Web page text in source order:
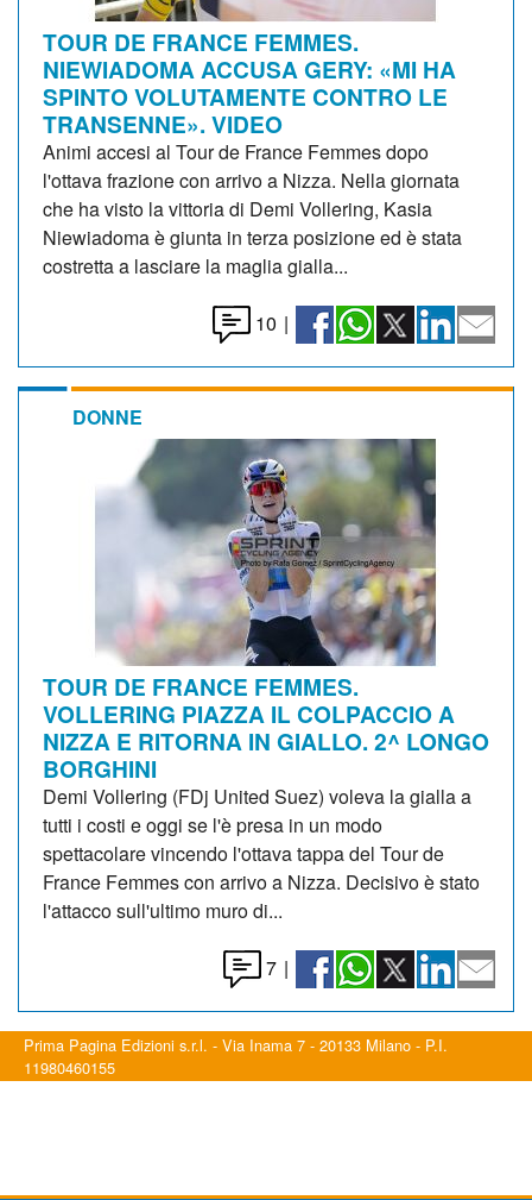
TOUR DE FRANCE FEMMES.
NIEWIADOMA ACCUSA GERY: «MI HA
SPINTO VOLUTAMENTE CONTRO LE
TRANSENNE». VIDEO
Animi accesi al Tour de France Femmes dopo
l'ottava frazione con arrivo a Nizza. Nella giornata
che ha visto la vittoria di Demi Vollering, Kasia
Niewiadoma è giunta in terza posizione ed è stata
costretta a lasciare la maglia gialla...
10 |
DONNE
TOUR DE FRANCE FEMMES.
VOLLERING PIAZZA IL COLPACCIO A
NIZZA E RITORNA IN GIALLO. 2^ LONGO
BORGHINI
Demi Vollering (FDj United Suez) voleva la gialla a
tutti i costi e oggi se l'è presa in un modo
spettacolare vincendo l'ottava tappa del Tour de
France Femmes con arrivo a Nizza. Decisivo è stato
l'attacco sull'ultimo muro di...
7 |
Prima Pagina Edizioni s.r.l. - Via Inama 7 - 20133 Milano - P.I.
11980460155